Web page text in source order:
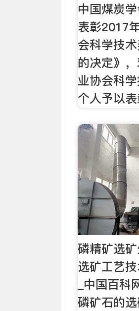
中国煤炭
表彰2017
会科学技
的决定》
业协会科
个人予以表
磷精矿选
选矿工艺
_中国百科
磷矿石的